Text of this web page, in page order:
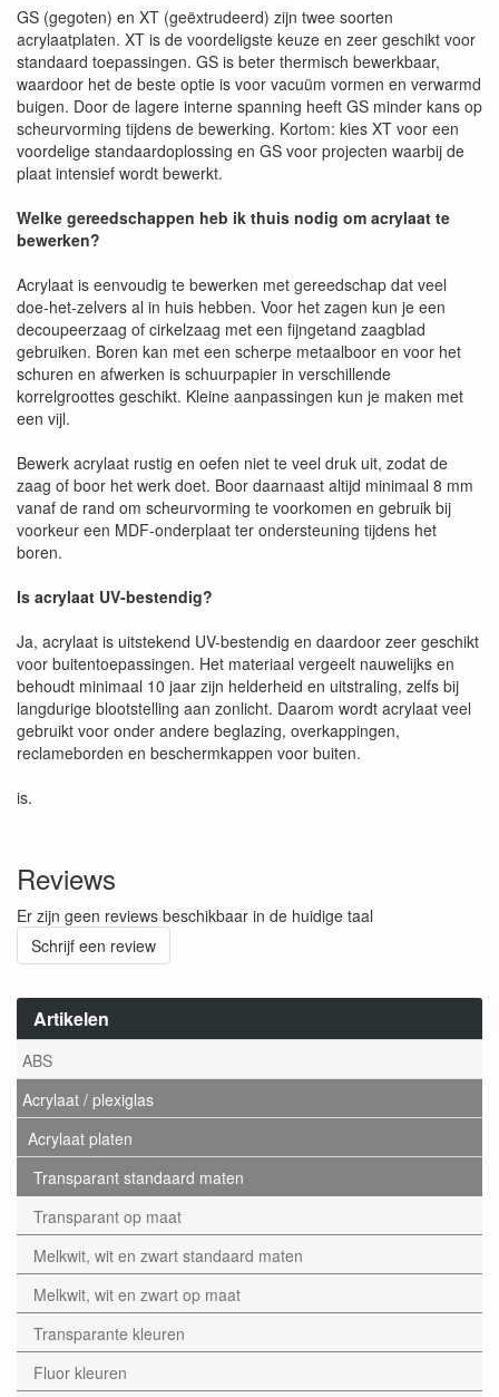
Artikelen
ABS
Acrylaat / plexiglas
Acrylaat platen
Transparant standaard maten
Transparant op maat
Melkwit, wit en zwart standaard maten
Melkwit, wit en zwart op maat
Transparante kleuren
Fluor kleuren
GS (gegoten) en XT (geëxtrudeerd) zijn twee soorten
acrylaatplaten. XT is de voordeligste keuze en zeer geschikt voor
standaard toepassingen. GS is beter thermisch bewerkbaar,
waardoor het de beste optie is voor vacuüm vormen en verwarmd
buigen. Door de lagere interne spanning heeft GS minder kans op
scheurvorming tijdens de bewerking. Kortom: kies XT voor een
voordelige standaardoplossing en GS voor projecten waarbij de
plaat intensief wordt bewerkt.
Welke gereedschappen heb ik thuis nodig om acrylaat te
bewerken?
Acrylaat is eenvoudig te bewerken met gereedschap dat veel
doe-het-zelvers al in huis hebben. Voor het zagen kun je een
decoupeerzaag of cirkelzaag met een fijngetand zaagblad
gebruiken. Boren kan met een scherpe metaalboor en voor het
schuren en afwerken is schuurpapier in verschillende
korrelgroottes geschikt. Kleine aanpassingen kun je maken met
een vijl.
Bewerk acrylaat rustig en oefen niet te veel druk uit, zodat de
zaag of boor het werk doet. Boor daarnaast altijd minimaal 8 mm
vanaf de rand om scheurvorming te voorkomen en gebruik bij
voorkeur een MDF-onderplaat ter ondersteuning tijdens het
boren.
Is acrylaat UV-bestendig?
Ja, acrylaat is uitstekend UV-bestendig en daardoor zeer geschikt
voor buitentoepassingen. Het materiaal vergeelt nauwelijks en
behoudt minimaal 10 jaar zijn helderheid en uitstraling, zelfs bij
langdurige blootstelling aan zonlicht. Daarom wordt acrylaat veel
gebruikt voor onder andere beglazing, overkappingen,
reclameborden en beschermkappen voor buiten.
is.
Reviews
Er zijn geen reviews beschikbaar in de huidige taal
Schrijf een review